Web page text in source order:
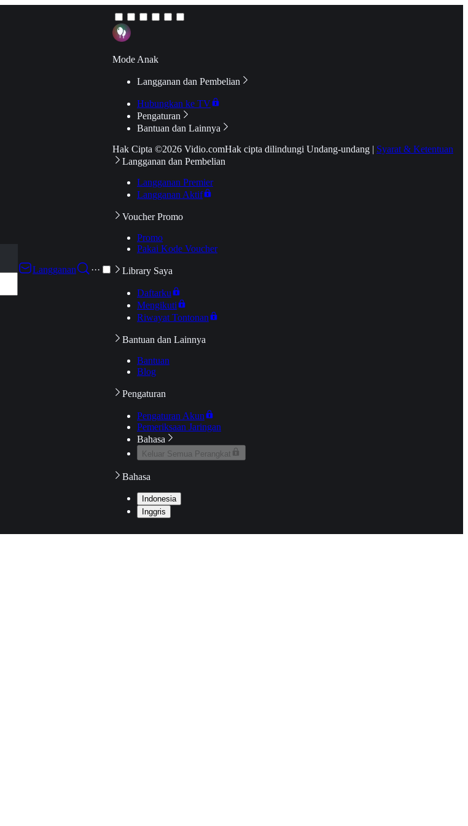
Langganan
···
Mode Anak
Langganan dan Pembelian
Hubungkan ke TV
Pengaturan
Bantuan dan Lainnya
Hak Cipta ©2026 Vidio.comHak cipta dilindungi Undang-undang | Syarat & Ketentuan
Langganan dan Pembelian
Langganan Premier
Langganan Aktif
Voucher Promo
Promo
Pakai Kode Voucher
Library Saya
Daftarku
Mengikuti
Riwayat Tontonan
Bantuan dan Lainnya
Bantuan
Blog
Pengaturan
Pengaturan Akun
Pemeriksaan Jaringan
Bahasa
Keluar Semua Perangkat
Bahasa
Indonesia
Inggris